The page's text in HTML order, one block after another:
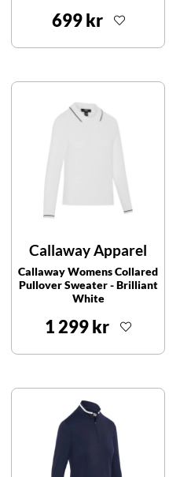
699 kr
Callaway Apparel
Callaway Womens Collared
Pullover Sweater - Brilliant
White
1 299 kr